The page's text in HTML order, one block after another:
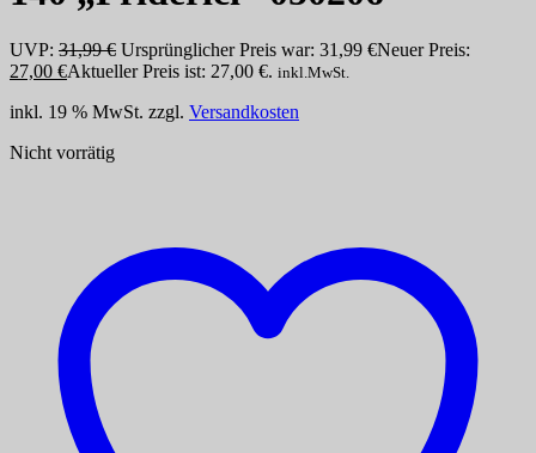
UVP: 31,99€ Ursprünglicher Preis war: 31,99 €Neuer Preis:
27,00 €Aktueller Preis ist: 27,00 €. inkl.MwSt.
inkl. 19 % MwSt. zzgl. Versandkosten
Nicht vorrätig